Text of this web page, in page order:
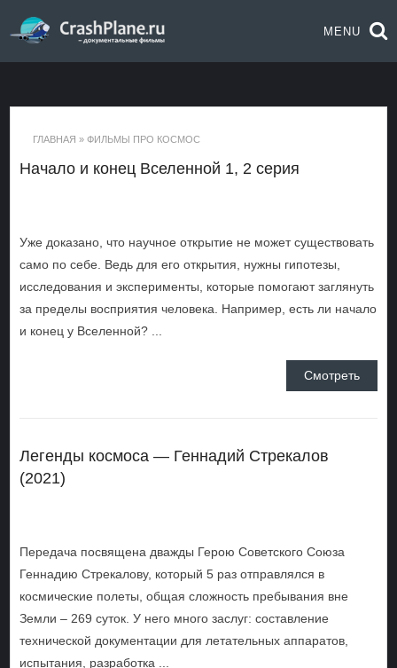
MENU
ГЛАВНАЯ »ФИЛЬМЫ ПРО КОСМОС
Начало и конец Вселенной 1, 2 серия
Уже доказано, что научное открытие не может существовать
само по себе. Ведь для его открытия, нужны гипотезы,
исследования и эксперименты, которые помогают заглянуть
за пределы восприятия человека. Например, есть ли начало
и конец у Вселенной? ...
Смотреть
Легенды космоса — Геннадий Стрекалов
(2021)
Передача посвящена дважды Герою Советского Союза
Геннадию Стрекалову, который 5 раз отправлялся в
космические полеты, общая сложность пребывания вне
Земли – 269 суток. У него много заслуг: составление
технической документации для летательных аппаратов,
испытания, разработка ...